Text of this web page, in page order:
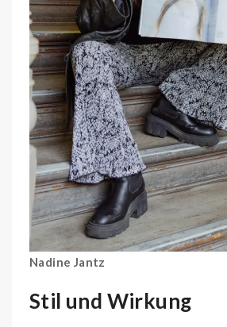
Nadine Jantz
Stil und Wirkung